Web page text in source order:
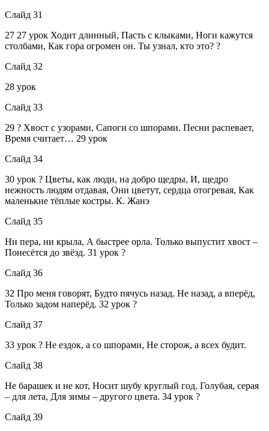
Слайд 31
27 27 урок Ходит длинный, Пасть с клыками, Ноги кажутся
столбами, Как гора огромен он. Ты узнал, кто это? ?
Слайд 32
28 урок
Слайд 33
29 ? Хвост с узорами, Сапоги со шпорами. Песни распевает,
Время считает… 29 урок
Слайд 34
30 урок ? Цветы, как люди, на добро щедры, И, щедро
нежность людям отдавая, Они цветут, сердца отогревая, Как
маленькие тёплые костры. К. Жанэ
Слайд 35
Ни пера, ни крыла, А быстрее орла. Только выпустит хвост –
Понесётся до звёзд. 31 урок ?
Слайд 36
32 Про меня говорят, Будто пячусь назад. Не назад, а вперёд,
Только задом наперёд. 32 урок ?
Слайд 37
33 урок ? Не ездок, а со шпорами, Не сторож, а всех будит.
Слайд 38
Не барашек и не кот, Носит шубу круглый год. Голубая, серая
– для лета, Для зимы – другого цвета. 34 урок ?
Слайд 39